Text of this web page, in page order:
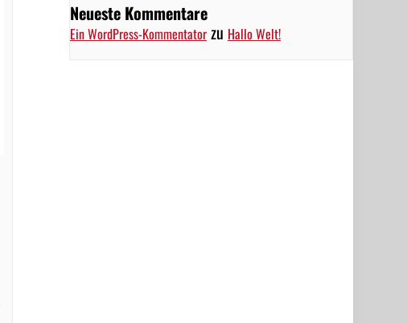
Neueste Kommentare
Ein WordPress-Kommentatorzu Hallo Welt!